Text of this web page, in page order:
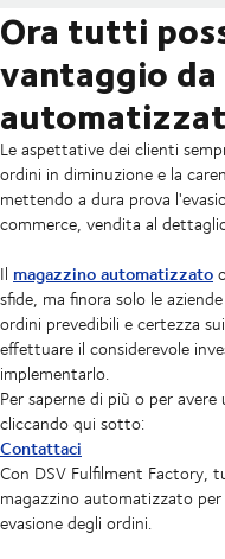
Ora tutti
vantaggio
Le aspettative dei clienti
ordini in diminuzione e la
mettendo a dura prova
commerce, vendita al
Il magazzino automatizzato
sfide, ma finora solo le
ordini prevedibili e certezza
effettuare il considerevole
implementarlo.
Per saperne di più o per
cliccando qui sotto:
Contattaci
Con DSV Fulfilment Factory,
magazzino automatizzato
evasione degli ordini.